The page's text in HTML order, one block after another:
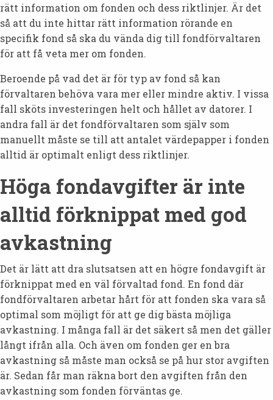
rätt information om fonden och dess riktlinjer. Är det
så att du inte hittar rätt information rörande en
specifik fond så ska du vända dig till fondförvaltaren
för att få veta mer om fonden.
Beroende på vad det är för typ av fond så kan
förvaltaren behöva vara mer eller mindre aktiv. I vissa
fall sköts investeringen helt och hållet av datorer. I
andra fall är det fondförvaltaren som själv som
manuellt måste se till att antalet värdepapper i fonden
alltid är optimalt enligt dess riktlinjer.
Höga fondavgifter är inte
alltid förknippat med god
avkastning
Det är lätt att dra slutsatsen att en högre fondavgift är
förknippat med en väl förvaltad fond. En fond där
fondförvaltaren arbetar hårt för att fonden ska vara så
optimal som möjligt för att ge dig bästa möjliga
avkastning. I många fall är det säkert så men det gäller
långt ifrån alla. Och även om fonden ger en bra
avkastning så måste man också se på hur stor avgiften
är. Sedan får man räkna bort den avgiften från den
avkastning som fonden förväntas ge.